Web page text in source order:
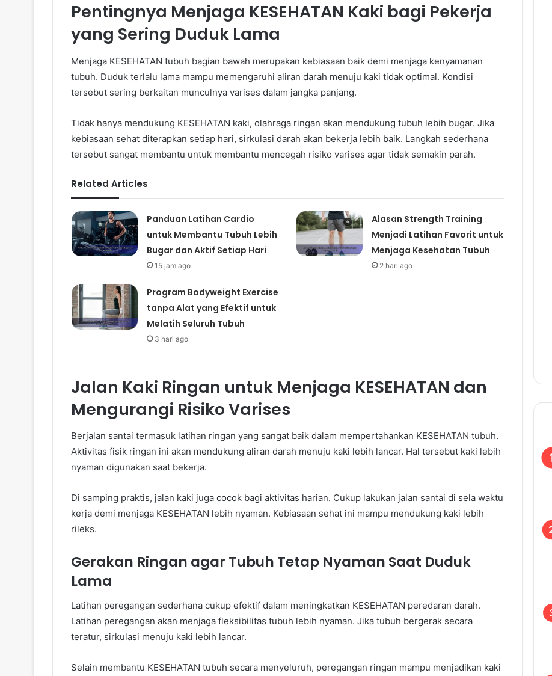
Pentingnya Menjaga KESEHATAN Kaki bagi Pekerja
yang Sering Duduk Lama
Menjaga KESEHATAN tubuh bagian bawah merupakan kebiasaan baik demi menjaga kenyamanan
tubuh. Duduk terlalu lama mampu memengaruhi aliran darah menuju kaki tidak optimal. Kondisi
tersebut sering berkaitan munculnya varises dalam jangka panjang.
Tidak hanya mendukung KESEHATAN kaki, olahraga ringan akan mendukung tubuh lebih bugar. Jika
kebiasaan sehat diterapkan setiap hari, sirkulasi darah akan bekerja lebih baik. Langkah sederhana
tersebut sangat membantu untuk membantu mencegah risiko varises agar tidak semakin parah.
Related Articles
Panduan Latihan Cardio
untuk Membantu Tubuh Lebih
Bugar dan Aktif Setiap Hari
15 jam ago
Alasan Strength Training
Menjadi Latihan Favorit untuk
Menjaga Kesehatan Tubuh
2 hari ago
Program Bodyweight Exercise
tanpa Alat yang Efektif untuk
Melatih Seluruh Tubuh
3 hari ago
Jalan Kaki Ringan untuk Menjaga KESEHATAN dan
Mengurangi Risiko Varises
Berjalan santai termasuk latihan ringan yang sangat baik dalam mempertahankan KESEHATAN tubuh.
Aktivitas fisik ringan ini akan mendukung aliran darah menuju kaki lebih lancar. Hal tersebut kaki lebih
nyaman digunakan saat bekerja.
Di samping praktis, jalan kaki juga cocok bagi aktivitas harian. Cukup lakukan jalan santai di sela waktu
kerja demi menjaga KESEHATAN lebih nyaman. Kebiasaan sehat ini mampu mendukung kaki lebih
rileks.
Gerakan Ringan agar Tubuh Tetap Nyaman Saat Duduk
Lama
Latihan peregangan sederhana cukup efektif dalam meningkatkan KESEHATAN peredaran darah.
Latihan peregangan akan menjaga fleksibilitas tubuh lebih nyaman. Jika tubuh bergerak secara
teratur, sirkulasi menuju kaki lebih lancar.
Selain membantu KESEHATAN tubuh secara menyeluruh, peregangan ringan mampu menjadikan kaki